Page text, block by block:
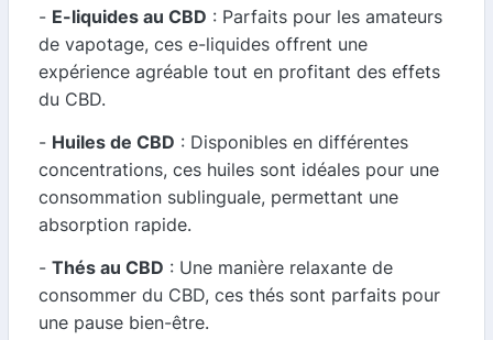
- E-liquides au CBD : Parfaits pour les amateurs
de vapotage, ces e-liquides offrent une
expérience agréable tout en profitant des effets
du CBD.
- Huiles de CBD : Disponibles en différentes
concentrations, ces huiles sont idéales pour une
consommation sublinguale, permettant une
absorption rapide.
- Thés au CBD : Une manière relaxante de
consommer du CBD, ces thés sont parfaits pour
une pause bien-être.